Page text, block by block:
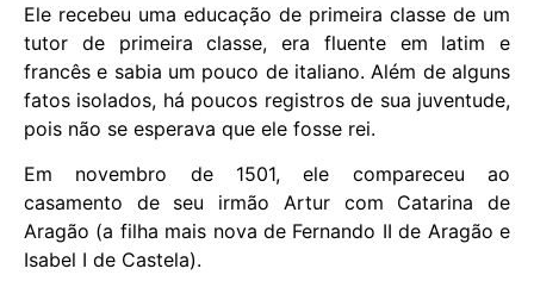
Ele recebeu uma educação de primeira classe de um
tutor de primeira classe, era fluente em latim e
francês e sabia um pouco de italiano. Além de alguns
fatos isolados, há poucos registros de sua juventude,
pois não se esperava que ele fosse rei.
Em novembro de 1501, ele compareceu ao
casamento de seu irmão Artur com Catarina de
Aragão (a filha mais nova de Fernando II de Aragão e
Isabel I de Castela).